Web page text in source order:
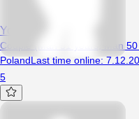
Yoko6969
Couple (Man 51 years, Man
PolandLast time online:
5